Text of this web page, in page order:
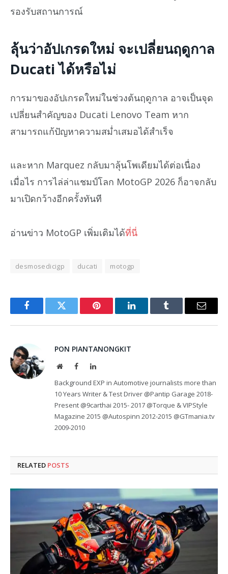
รองรับสถานการณ์
ลุ้นว่าอัปเกรดใหม่ จะเปลี่ยนฤดูกาล
Ducati ได้หรือไม่
การมาของอัปเกรดใหม่ในช่วงต้นฤดูกาล อาจเป็นจุด
เปลี่ยนสำคัญของ Ducati Lenovo Team หาก
สามารถแก้ปัญหาความสม่ำเสมอได้สำเร็จ
และหาก Marquez กลับมาลุ้นโพเดียมได้ต่อเนื่อง
เมื่อไร การไล่ล่าแชมป์โลก MotoGP 2026 ก็อาจกลับ
มาเปิดกว้างอีกครั้งทันที
อ่านข่าว MotoGP เพิ่มเติมได้ที่นี่
desmosedicigp ducati motogp
FacebookTwitter Pinterest LinkedInTumblr Email
PON PIANTANONGKIT
WebsiteFacebookLinkedIn
Background EXP in Automotive journalists more than
10 Years Writer & Test Driver @Pantip Garage 2018-
Present @9carthai 2015- 2017 @Torque & VIPStyle
Magazine 2015 @Autospinn 2012-2015 @GTmania.tv
2009-2010
RELATED POSTS